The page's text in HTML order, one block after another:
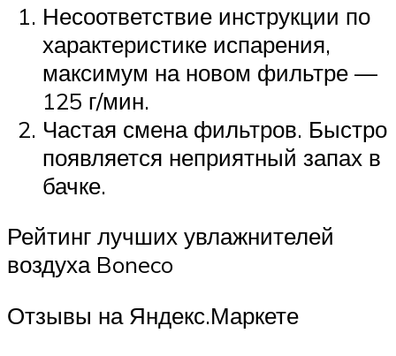
Несоответствие инструкции по
характеристике испарения,
максимум на новом фильтре —
125 г/мин.
Частая смена фильтров. Быстро
появляется неприятный запах в
бачке.
Рейтинг лучших увлажнителей
воздуха Boneco
Отзывы на Яндекс.Маркете